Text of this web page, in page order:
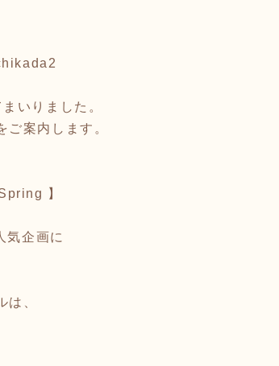
いりました。
案内します。
】
気企画に
は、